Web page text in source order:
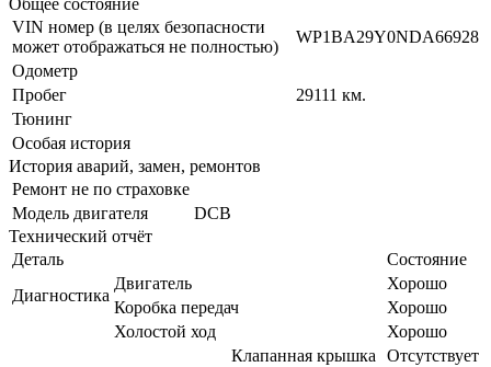
Общее состояние
VIN номер (в целях безопасности
может отображаться не полностью)
WP1BA29Y0NDA66928
Одометр
Пробег
29111 км.
Тюнинг
Особая история
История аварий, замен, ремонтов
Ремонт не по страховке
Модель двигателя
DCB
Технический отчёт
Деталь
Состояние
Диагностика
Двигатель
Хорошо
Коробка передач
Хорошо
Холостой ход Хорошо
Клапанная крышка
Отсутствует